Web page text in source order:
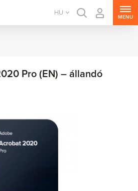
HU
MENU
Pro (EN) – állandó